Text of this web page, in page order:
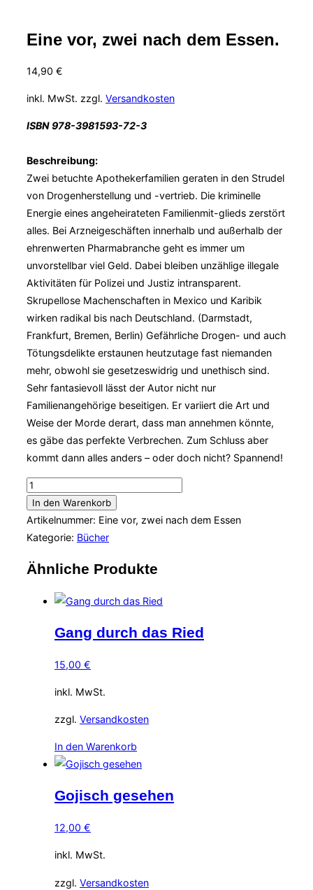
Eine vor, zwei nach dem Essen.
14,90 €
inkl. MwSt. zzgl. Versandkosten
ISBN 978-3981593-72-3
Beschreibung:
Zwei betuchte Apothekerfamilien geraten in den Strudel
von Drogenherstellung und -vertrieb. Die kriminelle
Energie eines angeheirateten Familienmit-glieds zerstört
alles. Bei Arzneigeschäften innerhalb und außerhalb der
ehrenwerten Pharmabranche geht es immer um
unvorstellbar viel Geld. Dabei bleiben unzählige illegale
Aktivitäten für Polizei und Justiz intransparent.
Skrupellose Machenschaften in Mexico und Karibik
wirken radikal bis nach Deutschland. (Darmstadt,
Frankfurt, Bremen, Berlin) Gefährliche Drogen- und auch
Tötungsdelikte erstaunen heutzutage fast niemanden
mehr, obwohl sie gesetzeswidrig und unethisch sind.
Sehr fantasievoll lässt der Autor nicht nur
Familienangehörige beseitigen. Er variiert die Art und
Weise der Morde derart, dass man annehmen könnte,
es gäbe das perfekte Verbrechen. Zum Schluss aber
kommt dann alles anders – oder doch nicht? Spannend!
Eine
vor,
zwei
nach
Essen.
Menge
In den Warenkorb
Artikelnummer: Eine vor, zwei nach dem Essen
Kategorie: Bücher
Ähnliche Produkte
Gang durch das Ried
15,00 €
inkl. MwSt.
zzgl. Versandkosten
In den Warenkorb
Gojisch gesehen
12,00 €
inkl. MwSt.
zzgl. Versandkosten